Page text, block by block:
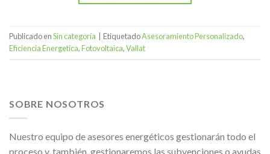
Publicado enSin categoría EtiquetadoAsesoramiento Personalizado,
Eficiencia Energetica,Fotovoltaica,Vallat
SOBRE NOSOTROS
Nuestro equipo de asesores energéticos gestionarán todo el
proceso y, también, gestionaremos las subvenciones o ayudas